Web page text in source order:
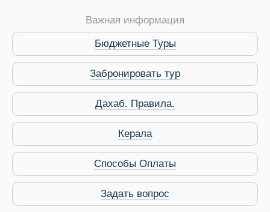
Service Дахаб
Важная информация
Бюджетные Туры
Забронировать тур
Дахаб. Правила.
Керала
Способы Оплаты
Задать вопрос